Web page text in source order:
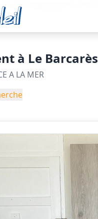
Location
à Le Barcarès
A LA MER